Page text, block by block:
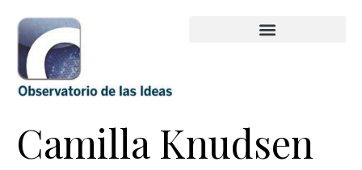
Camilla Knudsen